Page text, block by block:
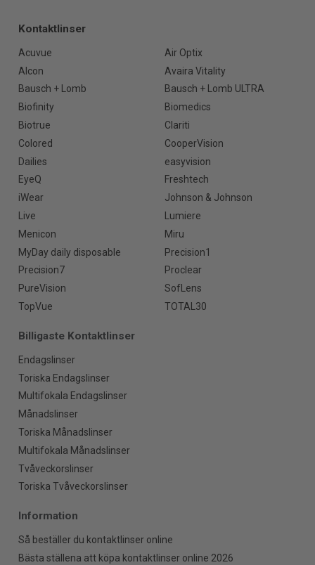
Kontaktlinser
Acuvue
Air Optix
Alcon
Avaira Vitality
Bausch + Lomb
Bausch + Lomb ULTRA
Biofinity
Biomedics
Biotrue
Clariti
Colored
CooperVision
Dailies
easyvision
EyeQ
Freshtech
iWear
Johnson & Johnson
Live
Lumiere
Menicon
Miru
MyDay daily disposable
Precision1
Precision7
Proclear
PureVision
SofLens
TopVue
TOTAL30
Billigaste Kontaktlinser
Endagslinser
Toriska Endagslinser
Multifokala Endagslinser
Månadslinser
Toriska Månadslinser
Multifokala Månadslinser
Tvåveckorslinser
Toriska Tvåveckorslinser
Information
Så beställer du kontaktlinser online
Bästa ställena att köpa kontaktlinser online 2026